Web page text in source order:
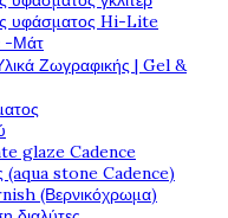
υφάσματος Hi-Lite
-Μάτ
Ζωγραφικής | Gel &
glaze Cadence
(aqua stone Cadence)
(Βερνικόχρωμα)